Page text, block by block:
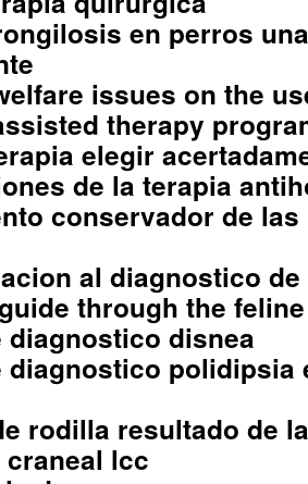
en perros
issues on the
therapy
elegir
de la terapia
conservador de
al diagnostico
through the
diagnostico disnea
diagnostico polidipsia
rodilla resultado de
lcc